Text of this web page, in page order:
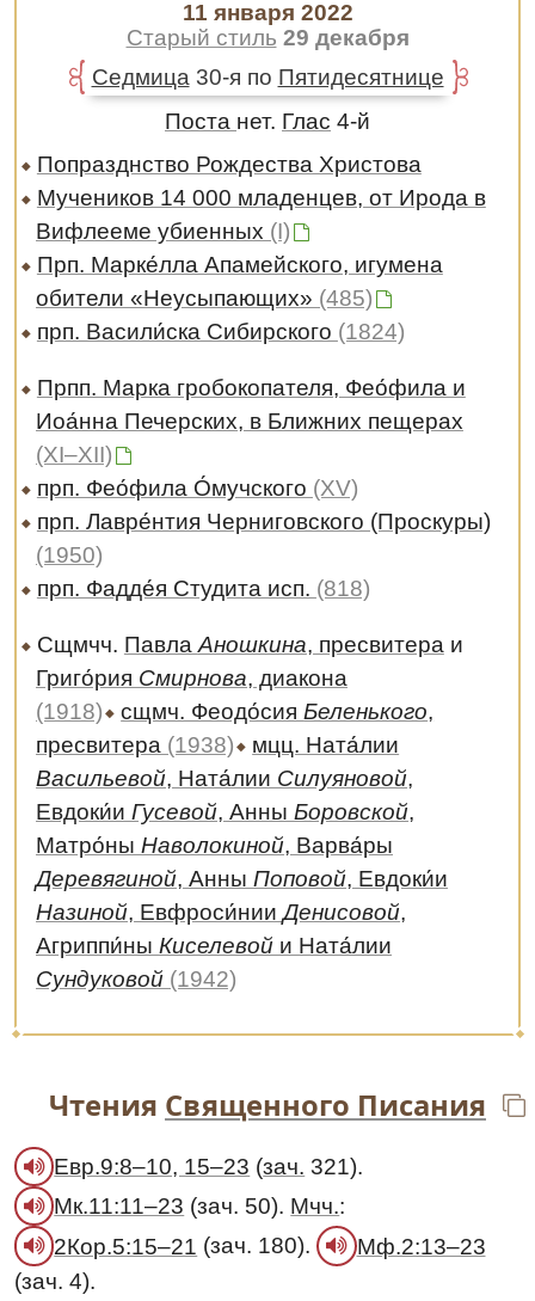
Старый стиль 29 декабря
11 января 2022
Седмица 30-я по Пятидесятнице
Поста нет. Глас 4-й
Попразднство Рождества Христова
Мучеников 14 000 младенцев, от Ирода в
Вифлееме убиенных (I)
Прп. Марке́лла Апамейского, игумена
обители «Неусыпающих» (485)
прп. Васили́ска Сибирского (1824)
Прпп. Марка гробокопателя, Фео́фила и
Иоа́нна Печерских, в Ближних пещерах
(XI–XII)
прп. Фео́фила О́мучского (XV)
прп. Лавре́нтия Черниговского (Проскуры)
(1950)
прп. Фадде́я Студита исп. (818)
Сщмчч. Павла Аношкина, пресвитера и
Григо́рия Смирнова, диакона
(1918)
сщмч. Феодо́сияБеленького,
пресвитера (1938)
мцц. Ната́лии
Васильевой, Ната́лии Силуяновой,
Евдоки́и Гусевой, Анны Боровской,
Матро́ны Наволокиной, Варва́ры
Деревягиной, Анны Поповой, Евдоки́и
Назиной, Евфроси́нииДенисовой,
Агриппи́ны Киселевой и Ната́лии
Сундуковой (1942)
Чтения Священного Писания
Евр.9:8–10, 15–23 (зач. 321).
Мк.11:11–23 (зач. 50). Мчч.:
2Кор.5:15–21 (зач. 180).
Мф.2:13–23
(зач. 4).